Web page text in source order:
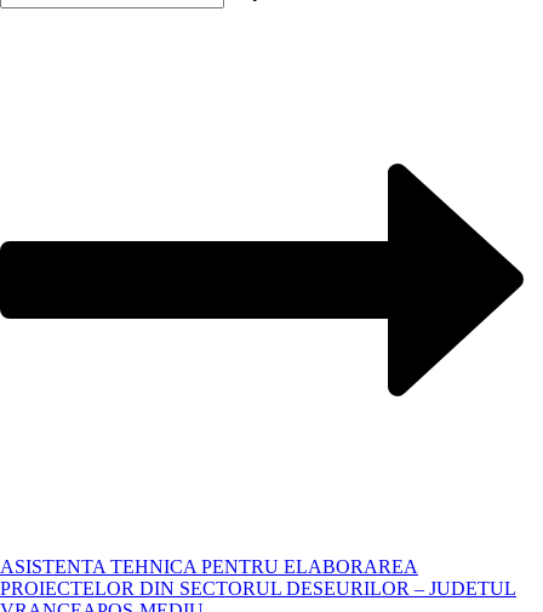
ASISTENTA TEHNICA PENTRU ELABORAREA
PROIECTELOR DIN SECTORUL DESEURILOR – JUDETUL